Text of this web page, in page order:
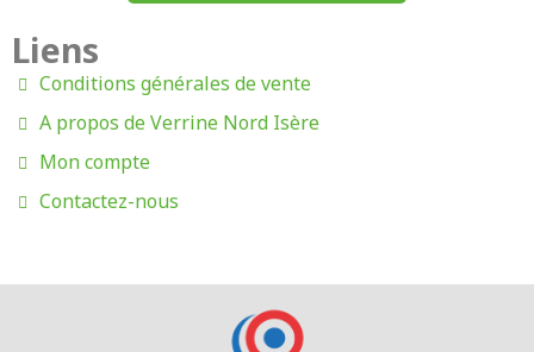
Liens
Conditions générales de vente
A propos de Verrine Nord Isère
Mon compte
Contactez-nous